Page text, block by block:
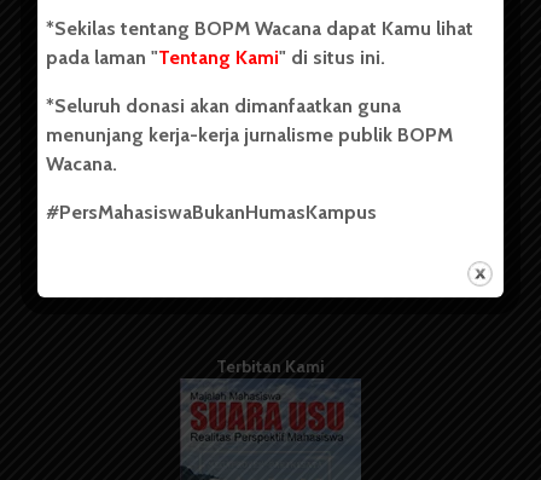
Kontribusi
Info Iklan
Pedoman Media Siber
Kode Etik Jurnalistik
Terbitan Kami
*Sekilas tentang BOPM Wacana dapat Kamu lihat
pada laman "Tentang Kami" di situs ini.
*Seluruh donasi akan dimanfaatkan guna
menunjang kerja-kerja jurnalisme publik BOPM
Wacana.
#PersMahasiswaBukanHumasKampus